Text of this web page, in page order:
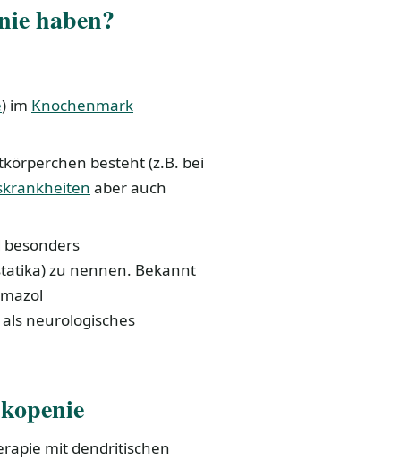
haben?
) im Knochenmark
besteht (z.B. bei
aber auch
zu nennen. Bekannt
neurologisches
mit dendritischen